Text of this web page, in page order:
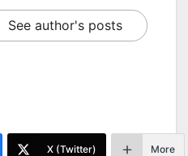
See author's posts
X (Twitter) More